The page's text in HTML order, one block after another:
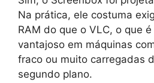
Na prática, ele costuma
RAM do que o VLC, o que
vantajoso em máquinas
fraco ou muito carregadas
segundo plano.